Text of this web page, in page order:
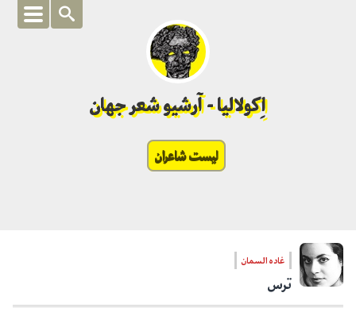
اِکولالیا - آرشیو شعر جهان
لیست شاعران
غاده السمان
ترس